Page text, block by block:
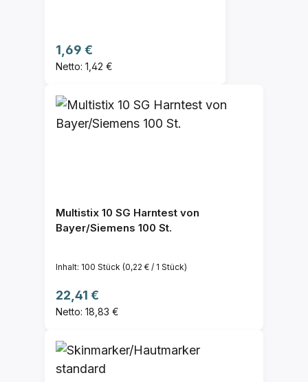
Regulärer Preis:
1,69 €
Netto: 1,42 €
Multistix 10 SG Harntest von
Bayer/Siemens 100 St.
Inhalt: 100 Stück (0,22 € / 1 Stück)
Regulärer Preis:
22,41 €
Netto: 18,83 €